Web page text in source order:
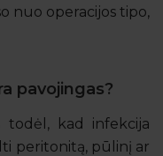
nuo operacijos tipo,
pavojingas?
todėl, kad infekcija
peritonitą, pūlinį ar